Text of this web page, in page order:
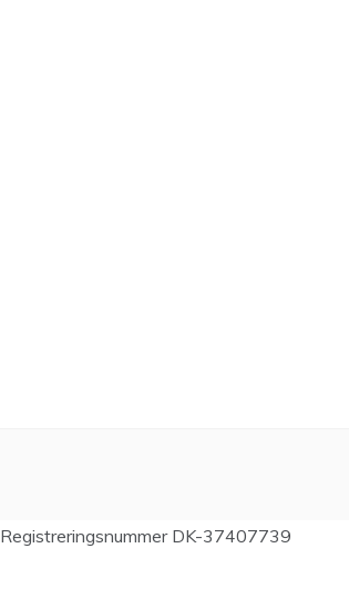
Registreringsnummer DK-37407739